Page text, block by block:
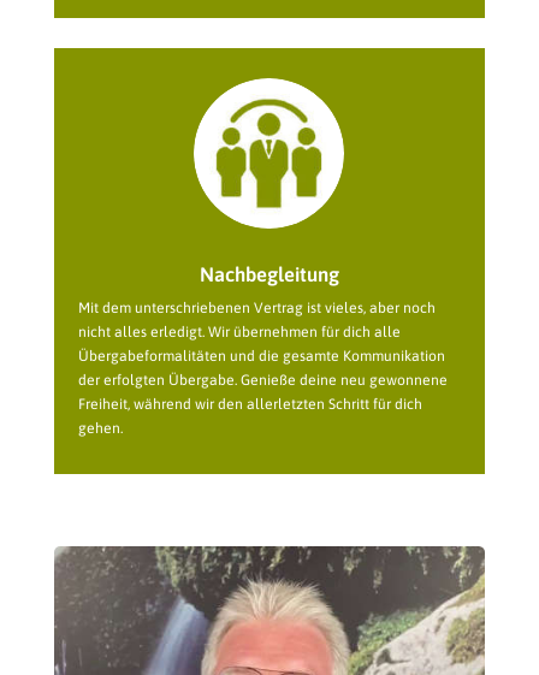
Nachbegleitung
Mit dem unterschriebenen Vertrag ist vieles, aber noch
nicht alles erledigt. Wir übernehmen für dich alle
Übergabeformalitäten und die gesamte Kommunikation
der erfolgten Übergabe. Genieße deine neu gewonnene
Freiheit, während wir den allerletzten Schritt für dich
gehen.